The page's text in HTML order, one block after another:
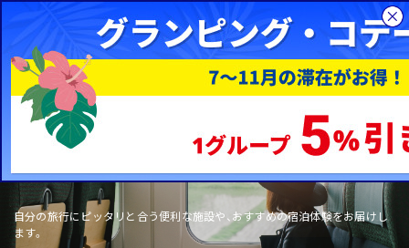
総合旅行サイトHIS
自分の旅行にピッタリと合う便利な施設や、おすすめの宿泊体験をお届けし
ます。